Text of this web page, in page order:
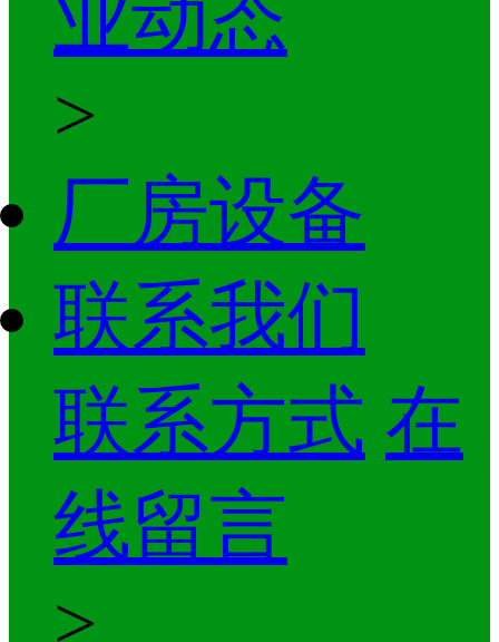
业动态
>
厂房设备
联系我们
联系方式 在
线留言
>